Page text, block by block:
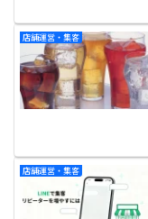
店舗運営・集客
店舗運営・集客